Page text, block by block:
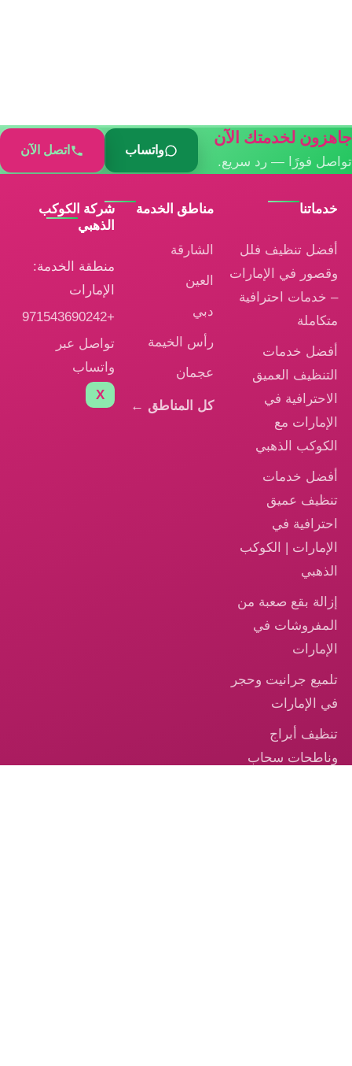
جاهزون لخدمتك الآن
تواصل فورًا — رد سريع.
واتساب اتصل الآن
خدماتنا
أفضل تنظيف فلل
وقصور في الإمارات
– خدمات احترافية
متكاملة
أفضل خدمات
التنظيف العميق
الاحترافية في
الإمارات مع
الكوكب الذهبي
أفضل خدمات
تنظيف عميق
احترافية في
الإمارات | الكوكب
الذهبي
إزالة بقع صعبة من
المفروشات في
الإمارات
تلميع جرانيت وحجر
في الإمارات
تنظيف أبراج
وناطحات سحاب
مناطق الخدمة
الشارقة
العين
دبي
رأس الخيمة
عجمان
كل المناطق ←
شركة الكوكب
الذهبي
منطقة الخدمة:
الإمارات
+971543690242
تواصل عبر
واتساب
X